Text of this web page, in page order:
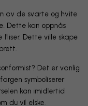
av de svarte og hvite
Dette kan oppnås
Dette ville skape
Det er vanlig
symboliserer
kan imidlertid
du vil elske.